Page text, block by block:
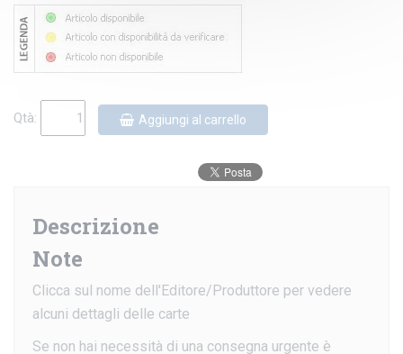
Qtà: Aggiungi al carrello
Descrizione
Note
Clicca sul nome dell'Editore/Produttore per vedere
alcuni dettagli delle carte
Se non hai necessità di una consegna urgente è